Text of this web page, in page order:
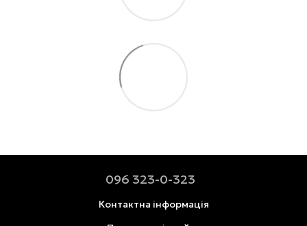
096 323-0-323
Контактна інформація